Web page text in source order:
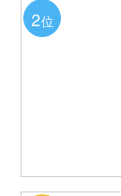
2位